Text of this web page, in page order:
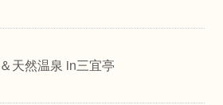
天然温泉 in三宜亭